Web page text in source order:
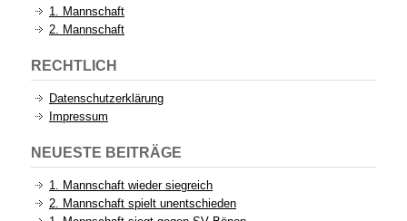
1. Mannschaft
2. Mannschaft
RECHTLICH
Datenschutzerklärung
Impressum
NEUESTE BEITRÄGE
1. Mannschaft wieder siegreich
2. Mannschaft spielt unentschieden